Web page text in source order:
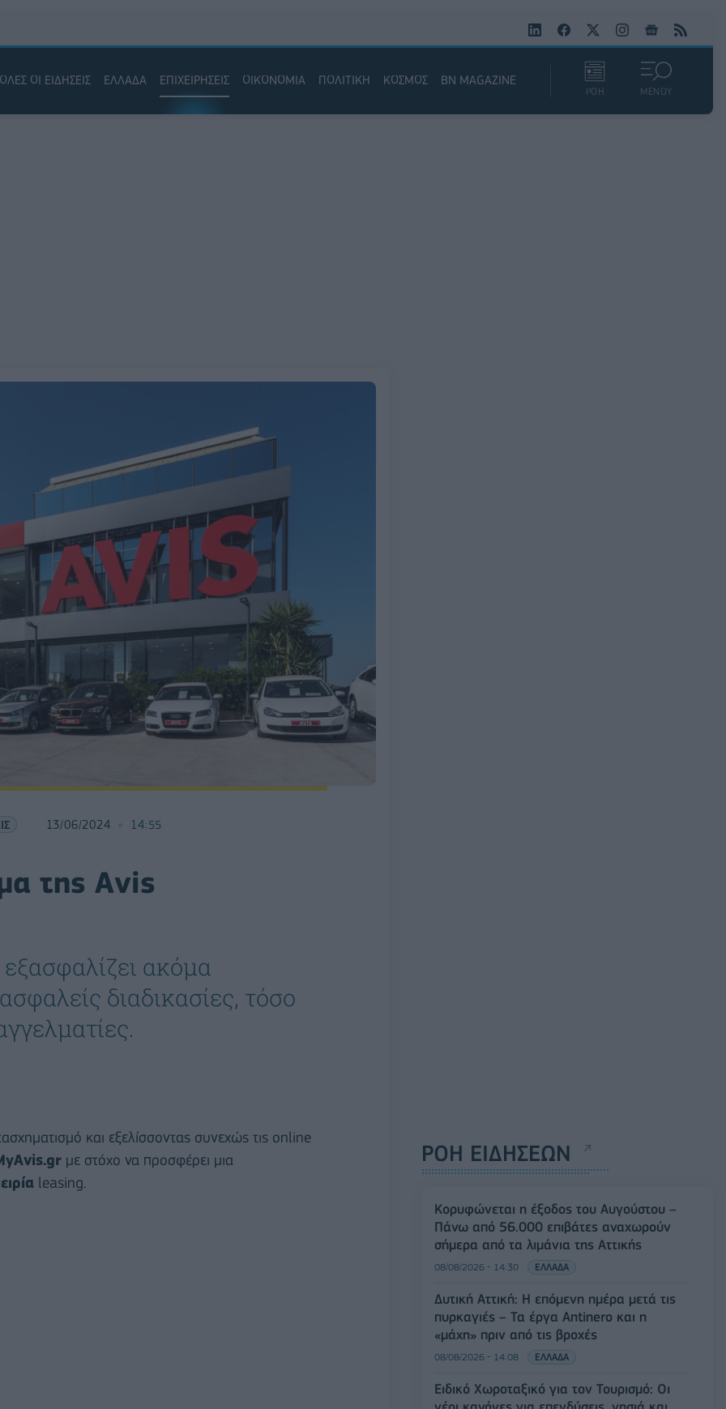
ΟΛΕΣ ΟΙ ΕΙΔΗΣΕΙΣ ΕΛΛΑΔΑ ΕΠΙΧΕΙΡΗΣΕΙΣ ΟΙΚΟΝΟΜΙΑ ΠΟΛΙΤΙΚΗ ΚΟΣΜΟΣ BN MAGAZINE
ΡΟΗ ΜΕΝΟΥ
13/06/2024 14:55
της Avis
ακόμα
διαδικασίες, τόσο
και εξελίσσοντας συνεχώς τις online
.gr με στόχο να προσφέρει μια
leasing.
ΡΟΗ ΕΙΔΗΣΕΩΝ
Κορυφώνεται η έξοδος του Αυγούστου –
Πάνω από 56.000 επιβάτες αναχωρούν
σήμερα από τα λιμάνια της Αττικής
08/08/2026 - 14:30 ΕΛΛΑΔΑ
Δυτική Αττική: Η επόμενη ημέρα μετά τις
πυρκαγιές – Τα έργα Antinero και η
«μάχη» πριν από τις βροχές
08/08/2026 - 14:08 ΕΛΛΑΔΑ
Ειδικό Χωροταξικό για τον Τουρισμό: Οι